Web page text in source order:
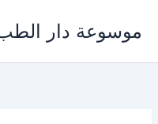
المحتوى
موسوعة دار